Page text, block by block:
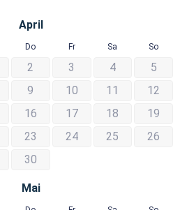
April
Do Fr Sa So
2 3 4
5
9 10 11
12
16 17 18
19
23 24 25
26
30
Mai